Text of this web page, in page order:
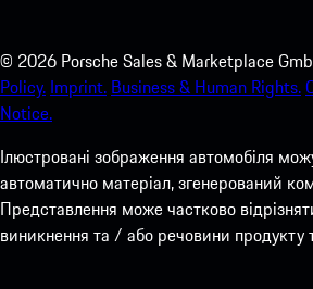
© 2026 Porsche Sales & Marketplace
Policy. Imprint. Business & Human Rights.
Notice.
Ілюстровані зображення автомобіля
автоматично матеріал, згенерований
Представлення може частково
виникнення та / або речовини продукту